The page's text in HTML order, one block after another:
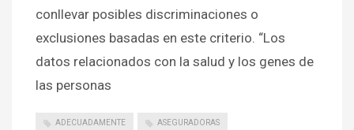
conllevar posibles discriminaciones o
exclusiones basadas en este criterio. “Los
datos relacionados con la salud y los genes de
las personas
ADECUADAMENTE ASEGURADORAS